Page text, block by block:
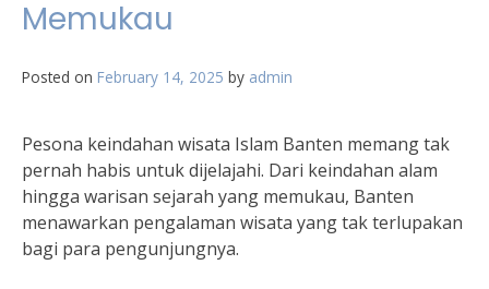
Memukau
Posted on February 14, 2025 by admin
Pesona keindahan wisata Islam Banten memang tak
pernah habis untuk dijelajahi. Dari keindahan alam
hingga warisan sejarah yang memukau, Banten
menawarkan pengalaman wisata yang tak terlupakan
bagi para pengunjungnya.